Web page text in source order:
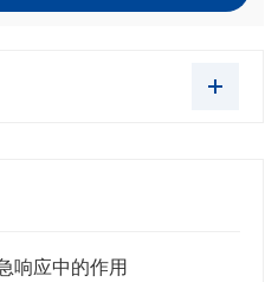
响应中的作用